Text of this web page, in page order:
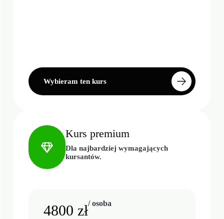
Wybieram ten kurs
Kurs premium
Dla najbardziej wymagających
kursantów.
4800 zł/ osoba